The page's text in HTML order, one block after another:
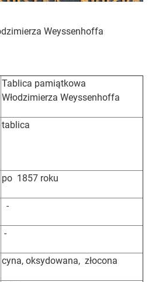
Weyssenhoffa
Tablica pamiątkowa
Włodzimierza Weyssenhoffa
tablica
po 1857 roku
-
-
cyna, oksydowana, złocona